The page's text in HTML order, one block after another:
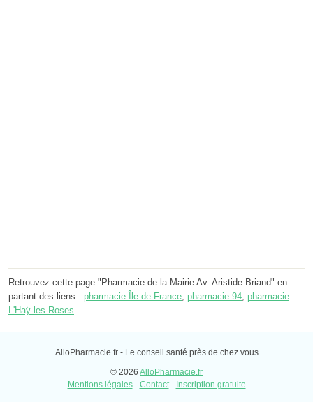
Retrouvez cette page "Pharmacie de la Mairie Av. Aristide Briand" en
partant des liens : pharmacie Île-de-France pharmacie 94 pharmacie
L'Haÿ-les-Roses
AlloPharmacie.fr - Le conseil santé près de chez vous
© 2026 AlloPharmacie.fr
Mentions légales- Contact- Inscription gratuite